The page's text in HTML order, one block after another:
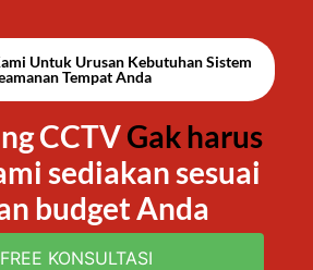
Untuk Urusan Kebutuhan Sistem
Tempat Anda
CCTVGak harus
sediakan sesuai
budget Anda
FREE KONSULTASI